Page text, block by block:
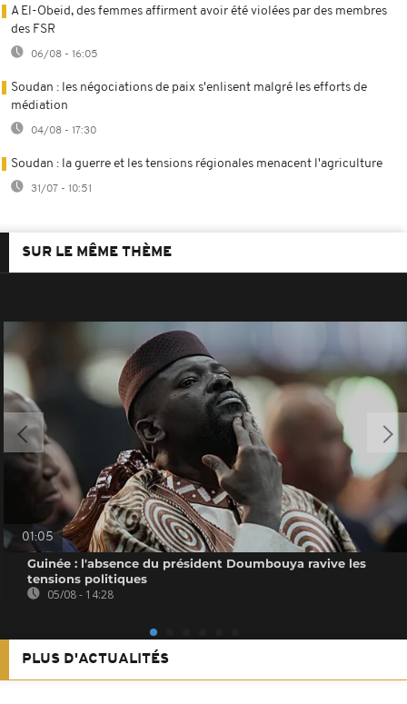
A El-Obeid, des femmes affirment avoir été violées par des membres
des FSR
06/08 - 16:05
Soudan : les négociations de paix s'enlisent malgré les efforts de
médiation
04/08 - 17:30
Soudan : la guerre et les tensions régionales menacent l'agriculture
31/07 - 10:51
SUR LE MÊME THÈME
01:05
Guinée : l'absence du président Doumbouya ravive les
tensions politiques
05/08 - 14:28
PLUS D'ACTUALITÉS